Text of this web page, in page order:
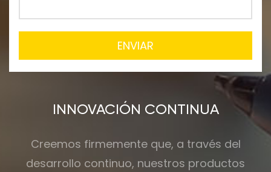
INNOVACIÓN CONTINUA
Creemos firmemente que, a través del
desarrollo continuo, nuestros productos
ENVIAR